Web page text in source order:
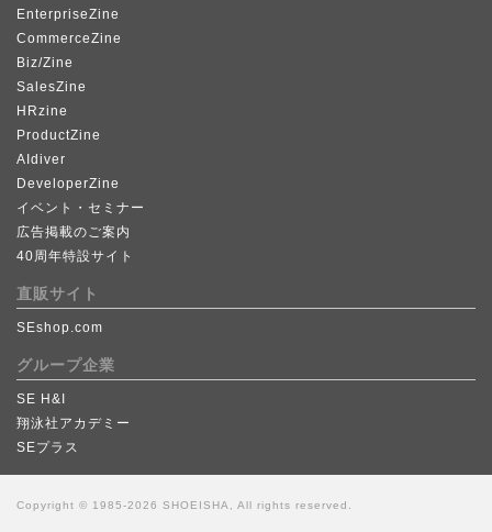
EnterpriseZine
CommerceZine
Biz/Zine
SalesZine
HRzine
ProductZine
AIdiver
DeveloperZine
イベント・セミナー
広告掲載のご案内
40周年特設サイト
直販サイト
SEshop.com
グループ企業
SE H&I
翔泳社アカデミー
SEプラス
Copyright © 1985-2026 SHOEISHA, All rights reserved.